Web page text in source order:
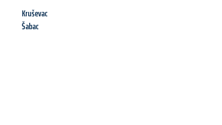
Kruševac
Šabac